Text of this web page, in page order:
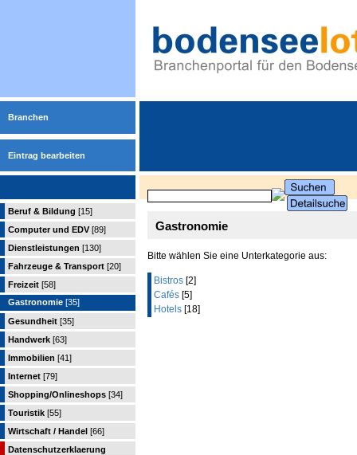
Branchen
Eintrag bearbeiten
Beruf & Bildung [15]
Computer und EDV [89]
Dienstleistungen [130]
Fahrzeuge & Transport [20]
Freizeit [58]
Gastronomie [35]
Gesundheit [35]
Handwerk [63]
Immobilien [41]
Internet [79]
Shopping/Onlineshops [34]
Touristik [55]
Wirtschaft / Handel [66]
Datenschutzerklaerung
Gastronomie
Bitte wählen Sie eine Unterkategorie aus:
Bistros [2]
Cafés [5]
Hotels [18]